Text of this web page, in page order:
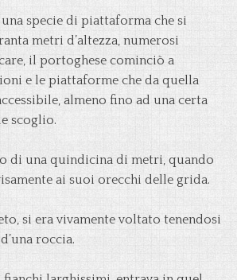
specie di piattaforma che si
metri d’altezza, numerosi
il portoghese cominciò a
e le piattaforme che da quella
almeno fino ad una certa
scoglio.
di una quindicina di metri, quando
ai suoi orecchi delle grida.
si era vivamente voltato tenendosi
roccia.